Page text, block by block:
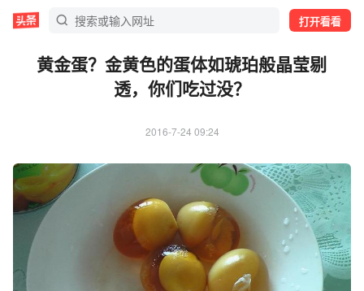
打开看看
黄金蛋？金黄色的蛋体如琥珀般晶莹剔
透，你们吃过没？
2016-7-24 09:24